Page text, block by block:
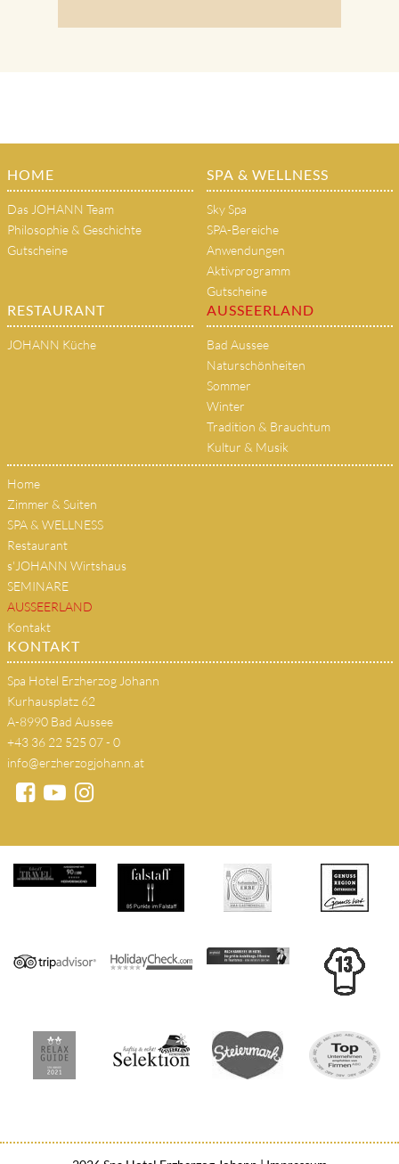
HOME
Das JOHANN Team
Philosophie & Geschichte
Gutscheine
SPA & WELLNESS
Sky Spa
SPA-Bereiche
Anwendungen
Aktivprogramm
Gutscheine
RESTAURANT
JOHANN Küche
AUSSEERLAND
Bad Aussee
Naturschönheiten
Sommer
Winter
Tradition & Brauchtum
Kultur & Musik
Home
Zimmer & Suiten
SPA & WELLNESS
Restaurant
s'JOHANN Wirtshaus
SEMINARE
AUSSEERLAND
Kontakt
KONTAKT
Spa Hotel Erzherzog Johann
Kurhausplatz 62
A-8990 Bad Aussee
+43 36 22 525 07 - 0
info@erzherzogjohann.at